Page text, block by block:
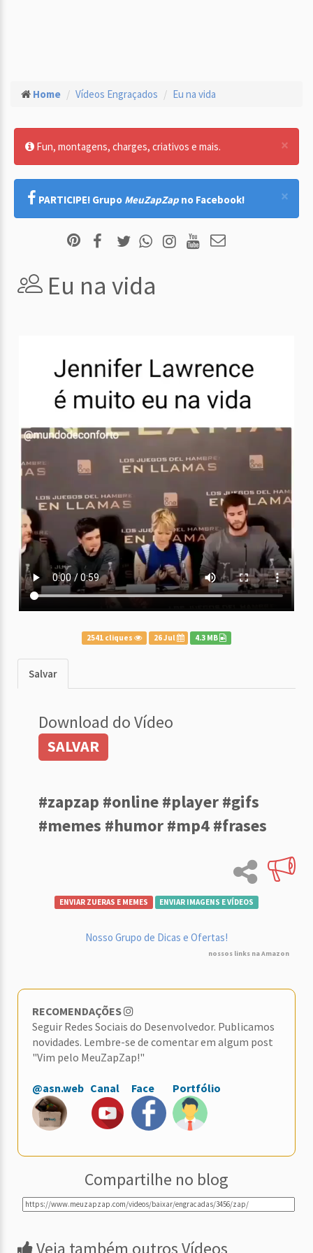
Home Vídeos Engraçados Eu na vida
×
Fun, montagens, charges, criativos e mais.
×
PARTICIPE! Grupo MeuZapZap no Facebook!
Eu na vida
2541 cliques 26 Jul 4.3 MB
Salvar
Download do Vídeo
SALVAR
#zapzap #online #player #gifs
#memes #humor #mp4 #frases
ENVIAR ZUERAS E MEMES ENVIAR IMAGENS E VÍDEOS
Nosso Grupo de Dicas e Ofertas!
nossos links na Amazon
RECOMENDAÇÕES
Seguir Redes Sociais do Desenvolvedor. Publicamos
novidades. Lembre-se de comentar em algum post
"Vim pelo MeuZapZap!"
@asn.web Canal Face Portfólio
Compartilhe no blog
Veja também outros Vídeos